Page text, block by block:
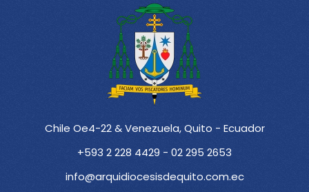
Chile Oe4-22 & Venezuela, Quito - Ecuador
+593 2 228 4429 - 02 295 2653
info@arquidiocesisdequito.com.ec